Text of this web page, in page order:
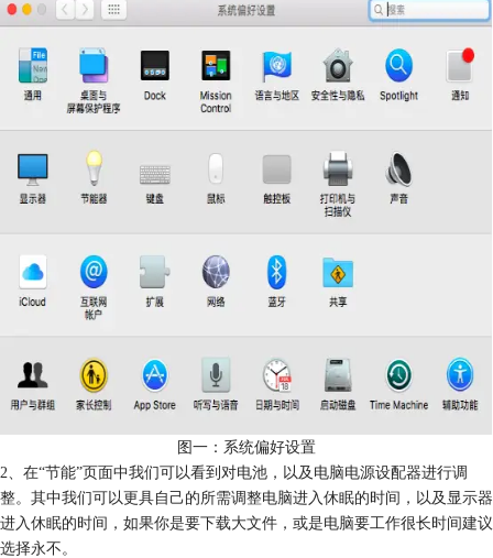
图一：系统偏好设置
2、在“节能”页面中我们可以看到对电池，以及电脑电源设配器进行调
整。其中我们可以更具自己的所需调整电脑进入休眠的时间，以及显示器
进入休眠的时间，如果你是要下载大文件，或是电脑要工作很长时间建议
选择永不。